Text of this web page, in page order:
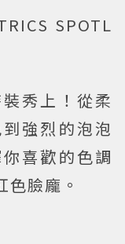
SPOTL
秀上！從柔
強烈的泡泡
喜歡的色調
臉龐。